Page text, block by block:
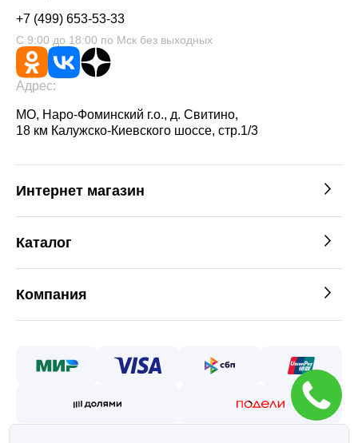
+7 (499) 653-53-33
С 9:00 до 18:00 по Мск без выходных
Адрес:
МО, Наро-Фоминский г.о., д. Свитино,
18 км Калужско-Киевского шоссе, стр.1/3
Интернет магазин
Каталог
Компания